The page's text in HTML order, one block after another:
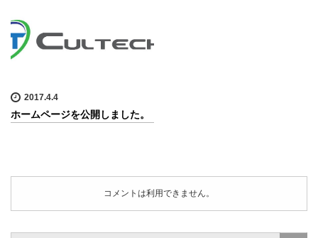
2017.4.4
ホームページを公開しました。
コメントは利用できません。